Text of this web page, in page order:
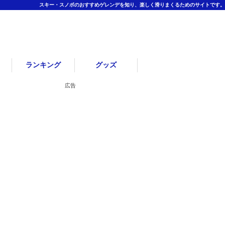
スキー・スノボのおすすめゲレンデを知り、楽しく滑りまくるためのサイトです。
ランキング グッズ
広告